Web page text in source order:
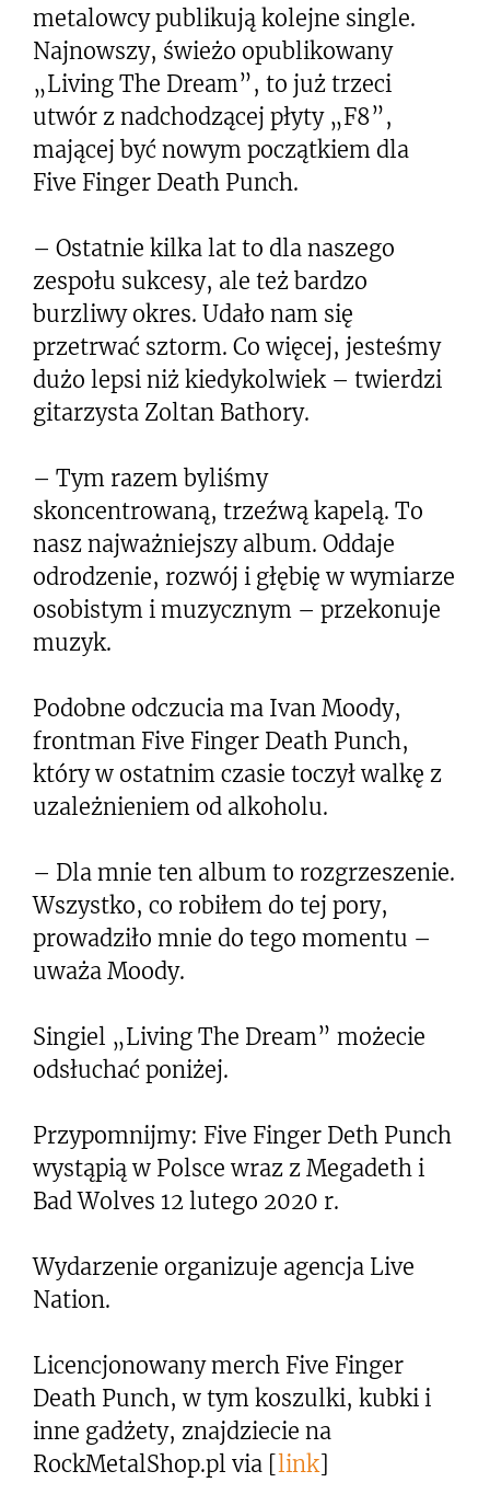
metalowcy publikują kolejne single.
Najnowszy, świeżo opublikowany
„Living The Dream”, to już trzeci
utwór z nadchodzącej płyty „F8”,
mającej być nowym początkiem dla
Five Finger Death Punch.
– Ostatnie kilka lat to dla naszego
zespołu sukcesy, ale też bardzo
burzliwy okres. Udało nam się
przetrwać sztorm. Co więcej, jesteśmy
dużo lepsi niż kiedykolwiek – twierdzi
gitarzysta Zoltan Bathory.
– Tym razem byliśmy
skoncentrowaną, trzeźwą kapelą. To
nasz najważniejszy album. Oddaje
odrodzenie, rozwój i głębię w wymiarze
osobistym i muzycznym – przekonuje
muzyk.
Podobne odczucia ma Ivan Moody,
frontman Five Finger Death Punch,
który w ostatnim czasie toczył walkę z
uzależnieniem od alkoholu.
– Dla mnie ten album to rozgrzeszenie.
Wszystko, co robiłem do tej pory,
prowadziło mnie do tego momentu –
uważa Moody.
Singiel „Living The Dream” możecie
odsłuchać poniżej.
Przypomnijmy: Five Finger Deth Punch
wystąpią w Polsce wraz z Megadeth i
Bad Wolves 12 lutego 2020 r.
Wydarzenie organizuje agencja Live
Nation.
Licencjonowany merch Five Finger
Death Punch, w tym koszulki, kubki i
inne gadżety, znajdziecie na
RockMetalShop.pl via [link]